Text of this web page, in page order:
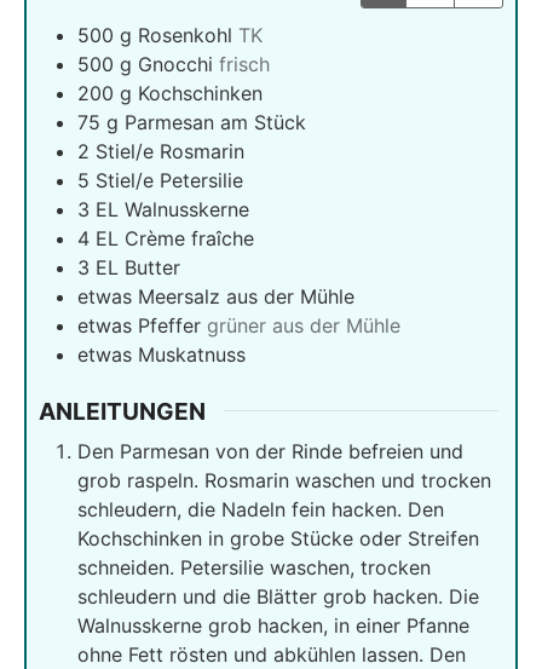
500 g Rosenkohl TK
500 g Gnocchi frisch
200 g Kochschinken
75 g Parmesan am Stück
2 Stiel/e Rosmarin
5 Stiel/e Petersilie
3 EL Walnusskerne
4 EL Crème fraîche
3 EL Butter
etwas Meersalz aus der Mühle
etwas Pfeffer grüner aus der Mühle
etwas Muskatnuss
ANLEITUNGEN
Den Parmesan von der Rinde befreien und
grob raspeln. Rosmarin waschen und trocken
schleudern, die Nadeln fein hacken. Den
Kochschinken in grobe Stücke oder Streifen
schneiden. Petersilie waschen, trocken
schleudern und die Blätter grob hacken. Die
Walnusskerne grob hacken, in einer Pfanne
ohne Fett rösten und abkühlen lassen. Den